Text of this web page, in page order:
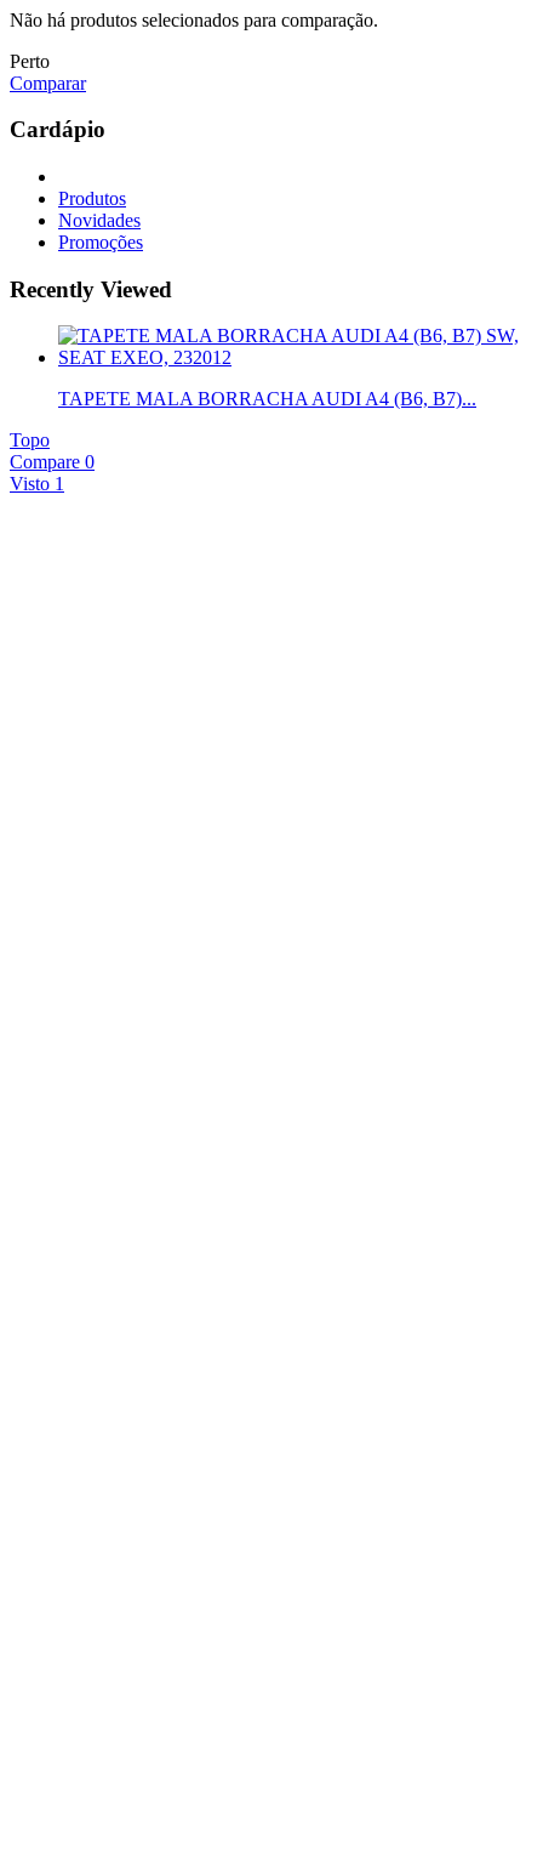
Não há produtos selecionados para comparação.
Perto
Comparar
Cardápio
Produtos
Novidades
Promoções
Recently Viewed
TAPETE MALA BORRACHA AUDI A4 (B6, B7)...
Topo
Compare 0
Visto 1